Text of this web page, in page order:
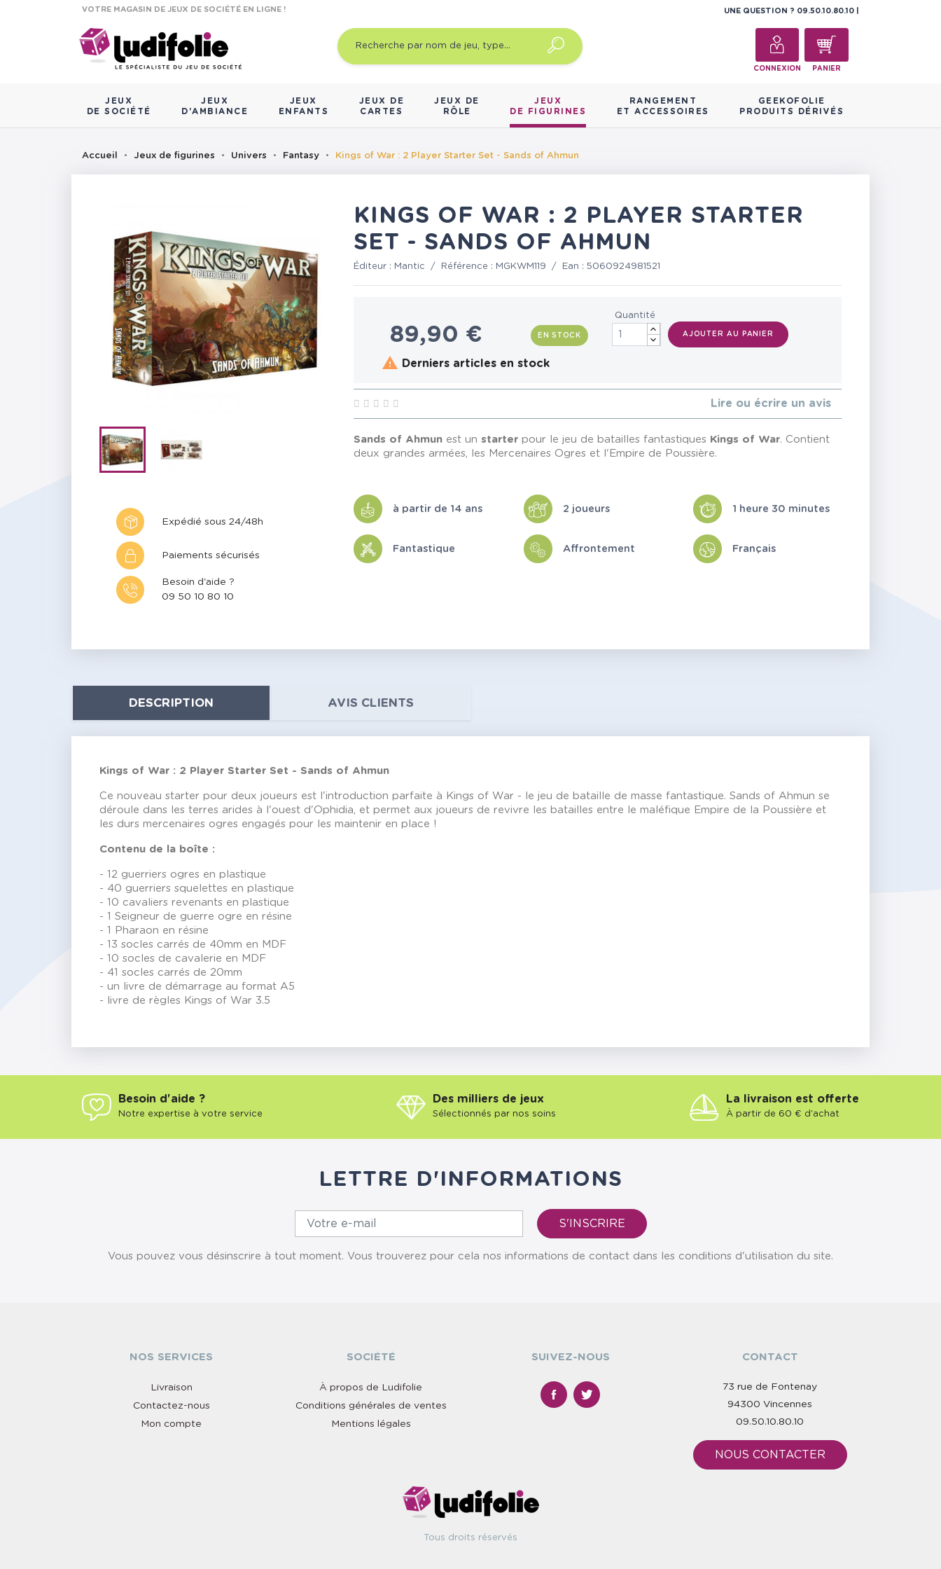
VOTRE MAGASIN DE JEUX DE SOCIÉTÉ EN LIGNE ! UNE QUESTION ? 09.50.10.80.10
CONNEXION PANIER
JEUX
DE SOCIÉTÉ
JEUX
D'AMBIANCE
JEUX
ENFANTS
JEUX DE
CARTES
JEUX DE
RÔLE
JEUX
DE FIGURINES
RANGEMENT
ET ACCESSOIRES
GEEKOFOLIE
PRODUITS DÉRIVÉS
Accueil Jeux de figurines Univers Fantasy Kings of War : 2 Player Starter Set - Sands of Ahmun
Expédié sous 24/48h
Paiements sécurisés
Besoin d'aide ?
09 50 10 80 10
KINGS OF WAR : 2 PLAYER STARTER
SET - SANDS OF AHMUN
Éditeur : Mantic / Référence : MGKWM119 / Ean :5060924981521
89,90 € EN STOCK
Quantité
AJOUTER AU PANIER
 Derniers articles en stock
Lire ou écrire un avis
Sands of Ahmun est unstarter pour le jeu de batailles fantastiques Kings of War. Contient
deux grandes armées, les Mercenaires Ogres et l'Empire de Poussière.
à partir de 14 ans 2 joueurs 1 heure 30 minutes
Fantastique Affrontement Français
DESCRIPTION AVIS CLIENTS
Kings of War : 2 Player Starter Set - Sands of Ahmun
Ce nouveau starter pour deux joueurs est l'introduction parfaite à Kings of War - le jeu de bataille de masse fantastique. Sands of Ahmun se
déroule dans les terres arides à l'ouest d'Ophidia, et permet aux joueurs de revivre les batailles entre le maléfique Empire de la Poussière et
les durs mercenaires ogres engagés pour les maintenir en place !
Contenu de la boîte :
- 12 guerriers ogres en plastique
- 40 guerriers squelettes en plastique
- 10 cavaliers revenants en plastique
- 1 Seigneur de guerre ogre en résine
- 1 Pharaon en résine
- 13 socles carrés de 40mm en MDF
- 10 socles de cavalerie en MDF
- 41 socles carrés de 20mm
- un livre de démarrage au format A5
- livre de règles Kings of War 3.5
Besoin d'aide ?
Notre expertise à votre service
Des milliers de jeux
Sélectionnés par nos soins
La livraison est offerte
À partir de 60 € d'achat
LETTRE D'INFORMATIONS
Vous pouvez vous désinscrire à tout moment. Vous trouverez pour cela nos informations de contact dans les conditions d'utilisation du site.
NOS SERVICES
Livraison
Contactez-nous
Mon compte
SOCIÉTÉ
À propos de Ludifolie
Conditions générales de ventes
Mentions légales
SUIVEZ-NOUS CONTACT
73 rue de Fontenay
94300 Vincennes
09.50.10.80.10
NOUS CONTACTER
Tous droits réservés